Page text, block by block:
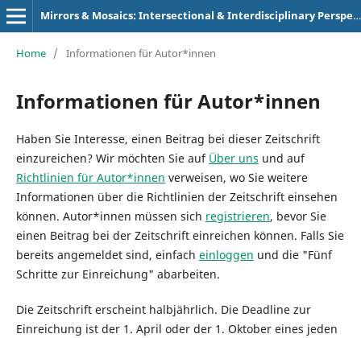
Mirrors & Mosaics: Intersectional & Interdisciplinary Perspectives
Home / Informationen für Autor*innen
Informationen für Autor*innen
Haben Sie Interesse, einen Beitrag bei dieser Zeitschrift
einzureichen? Wir möchten Sie auf Über uns und auf
Richtlinien für Autor*innen verweisen, wo Sie weitere
Informationen über die Richtlinien der Zeitschrift einsehen
können. Autor*innen müssen sich registrieren, bevor Sie
einen Beitrag bei der Zeitschrift einreichen können. Falls Sie
bereits angemeldet sind, einfach einloggen und die "Fünf
Schritte zur Einreichung" abarbeiten.
Die Zeitschrift erscheint halbjährlich. Die Deadline zur
Einreichung ist der 1. April oder der 1. Oktober eines jeden